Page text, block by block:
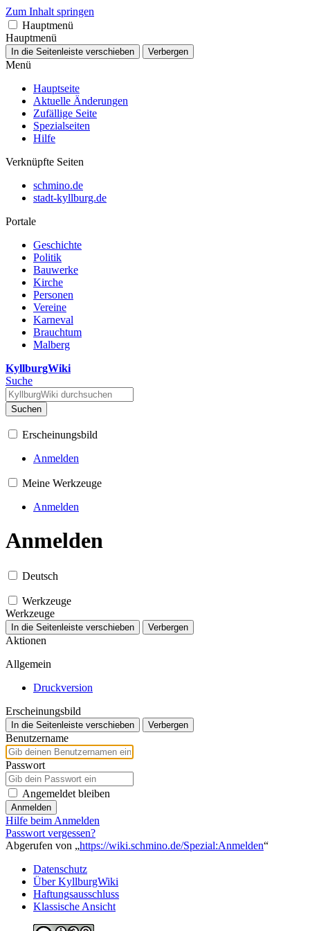
Zum Inhalt springen
Hauptmenü
Hauptmenü
In die Seitenleiste verschieben Verbergen
Menü
Hauptseite
Aktuelle Änderungen
Zufällige Seite
Spezialseiten
Hilfe
Verknüpfte Seiten
schmino.de
stadt-kyllburg.de
Portale
Geschichte
Politik
Bauwerke
Kirche
Personen
Vereine
Karneval
Brauchtum
Malberg
KyllburgWiki
Suche
Suchen
Erscheinungsbild
Anmelden
Meine Werkzeuge
Anmelden
Anmelden
Deutsch
Werkzeuge
Werkzeuge
In die Seitenleiste verschieben Verbergen
Aktionen
Allgemein
Druckversion
Erscheinungsbild
In die Seitenleiste verschieben Verbergen
Benutzername
Passwort
Angemeldet bleiben
Anmelden
Hilfe beim Anmelden
Passwort vergessen?
Abgerufen von „https://wiki.schmino.de/Spezial:Anmelden“
Datenschutz
Über KyllburgWiki
Haftungsausschluss
Klassische Ansicht